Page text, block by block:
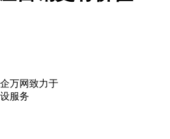
万网致力于
服务